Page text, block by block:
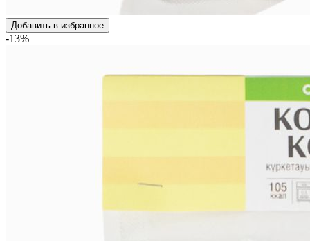
Добавить в избранное
-13%